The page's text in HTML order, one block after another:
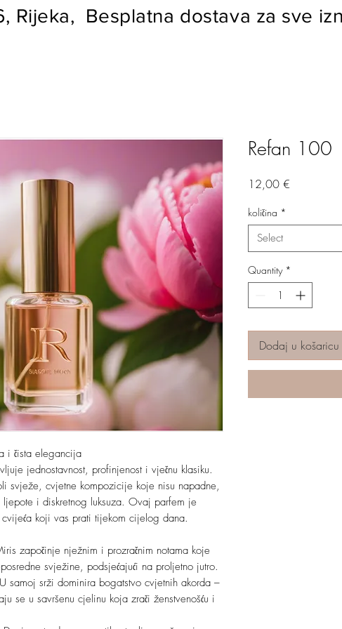
Rijeka, Besplatna dostava za sve
i čista elegancija
jednostavnost, profinjenost i vječnu klasiku.
svježe, cvjetne kompozicije koje nisu napadne,
i diskretnog luksuza. Ovaj parfem je
koji vas prati tijekom cijelog dana.
započinje nježnim i prozračnim notama koje
svježine, podsjećajući na proljetno jutro.
samoj srži dominira bogatstvo cvjetnih akorda –
se u savršenu cjelinu koja zrači ženstvenošću i
Refan 100
12,00 €
količina *
Select
Quantity *
Dodaj u košaricu